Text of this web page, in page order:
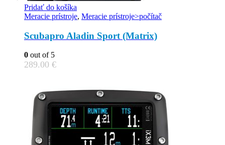
Pridať do košíka
Meracie prístroje, Meracie prístroje>počítač
Scubapro Aladin Sport (Matrix)
0 out of 5
289.00 €